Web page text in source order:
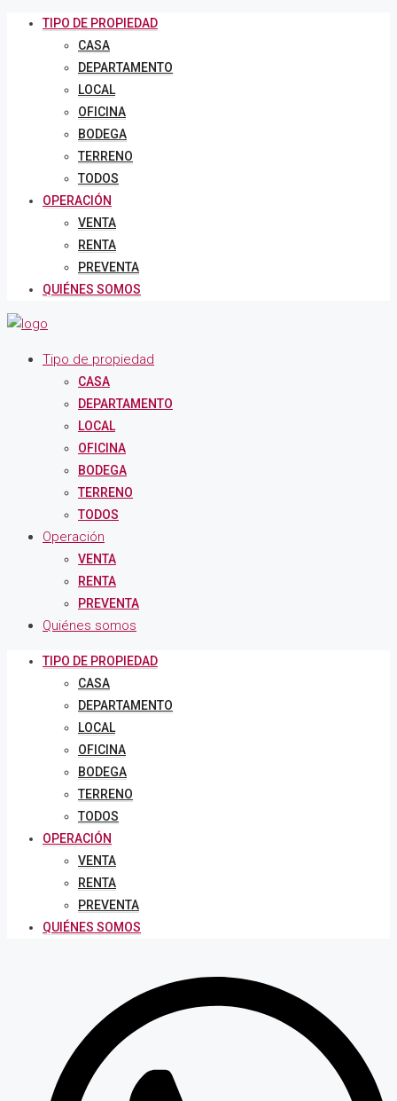
TIPO DE PROPIEDAD
CASA
DEPARTAMENTO
LOCAL
OFICINA
BODEGA
TERRENO
TODOS
OPERACIÓN
VENTA
RENTA
PREVENTA
QUIÉNES SOMOS
Tipo de propiedad
CASA
DEPARTAMENTO
LOCAL
OFICINA
BODEGA
TERRENO
TODOS
Operación
VENTA
RENTA
PREVENTA
Quiénes somos
TIPO DE PROPIEDAD
CASA
DEPARTAMENTO
LOCAL
OFICINA
BODEGA
TERRENO
TODOS
OPERACIÓN
VENTA
RENTA
PREVENTA
QUIÉNES SOMOS